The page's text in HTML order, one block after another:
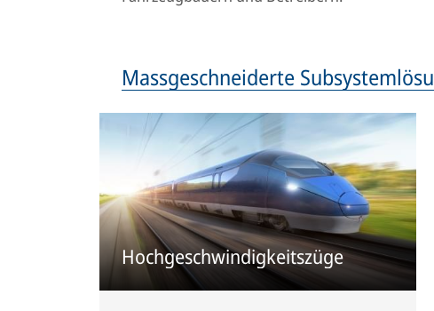
Massgeschneiderte
Hochgeschwindigkeitszüge